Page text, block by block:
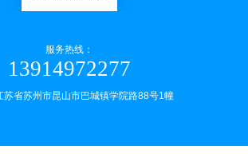
服务热线：
13914972277
苏省苏州市昆山市巴城镇学院路88号1幢